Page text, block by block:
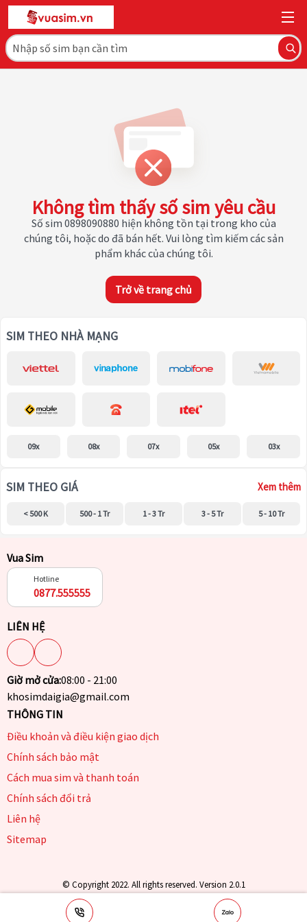
Không tìm thấy số sim yêu cầu
Số sim 0898090880 hiện không tồn tại trong kho của
chúng tôi, hoặc do đã bán hết. Vui lòng tìm kiếm các sản
phẩm khác của chúng tôi.
Trở về trang chủ
SIM THEO NHÀ MẠNG
09x 08x 07x 05x 03x
SIM THEO GIÁ Xem thêm
< 500 K 500 - 1 Tr 1 - 3 Tr 3 - 5 Tr 5 - 10 Tr
Vua Sim
Hotline
0877.555555
LIÊN HỆ
Giờ mở cửa:08:00 - 21:00
khosimdaigia@gmail.com
THÔNG TIN
Điều khoản và điều kiện giao dịch
Chính sách bảo mật
Cách mua sim và thanh toán
Chính sách đổi trả
Liên hệ
Sitemap
© Copyright 2022. All rights reserved. Version 2.0.1